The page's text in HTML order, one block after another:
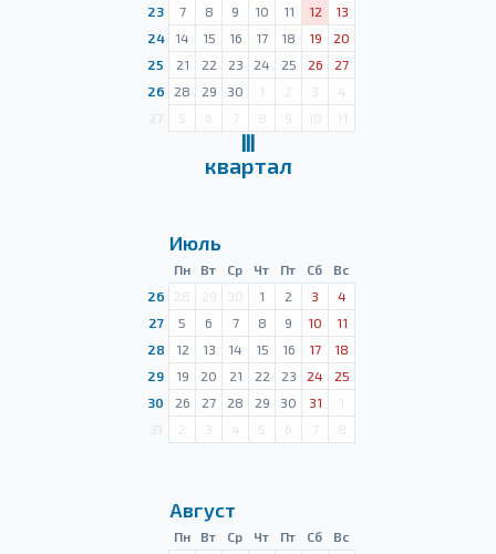
23
7 8 9 10 11 12
13
24
14 15 16 17 18 19
20
25
21 22 23 24 25 26
27
26
28 29 30 1 2 3
4
5 6 7 8 9 10 11
Ⅲ
квартал
Июль
Пн Вт Ср Чт Пт Сб
Вс
26
28 29 30 1 2 3
4
27
5 6 7 8 9 10
11
28
12 13 14 15 16 17
18
29
19 20 21 22 23 24
25
30
26 27 28 29 30 31
1
2 3 4 5 6 7 8
Август
Пн Вт Ср Чт Пт Сб
Вс